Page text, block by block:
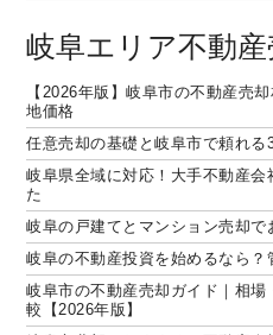
岐阜エリア不動産
【2026年版】岐阜市の不動産売
地価格
任意売却の基礎と岐阜市で頼れる
岐阜県全域に対応！大手不動産
た
岐阜の戸建てとマンション売却
岐阜の不動産投資を始めるなら？
岐阜市の不動産売却ガイド｜相
較【2026年版】